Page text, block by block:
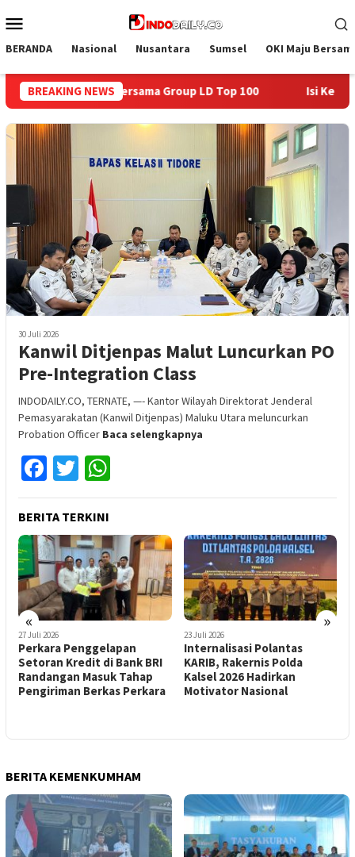
ke
Mobile
BERANDA Nasional Nusantara Sumsel OKI Maju
BREAKING NEWS
100 Isi Kemerdekaan dengan Kepedulian, Lapas
30 Juli 2026
Kanwil Ditjenpas Malut Luncurkan PO
Pre-Integration Class
INDODAILY.CO, TERNATE, —- Kantor Wilayah Direktorat Jenderal
Pemasyarakatan (Kanwil Ditjenpas) Maluku Utara meluncurkan
Probation Officer Baca selengkapnya
Facebook
Twitter
BERITA TERKINI
« »
27 Juli 2026
Perkara Penggelapan
Setoran Kredit di Bank BRI
Randangan Masuk Tahap
Pengiriman Berkas Perkara
23 Juli 2026
Internalisasi Polantas
KARIB, Rakernis Polda
Kalsel 2026 Hadirkan
Motivator Nasional
BERITA KEMENKUMHAM